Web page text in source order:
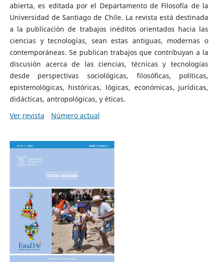
abierta, es editada por el Departamento de Filosofía de la
Universidad de Santiago de Chile. La revista está destinada
a la publicación de trabajos inéditos orientados hacia las
ciencias y tecnologías, sean estas antiguas, modernas o
contemporáneas. Se publican trabajos que contribuyan a la
discusión acerca de las ciencias, técnicas y tecnologías
desde perspectivas sociológicas, filosóficas, políticas,
epistemológicas, históricas, lógicas, económicas, jurídicas,
didácticas, antropológicas, y éticas.
Ver revista
Número actual